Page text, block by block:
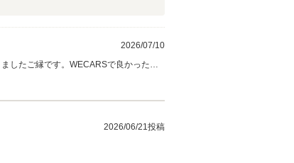
2026/07/10
2026/06/21投稿